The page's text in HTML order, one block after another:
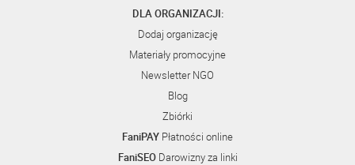
DLA ORGANIZACJI:
Dodaj organizację
Materiały promocyjne
Newsletter NGO
Blog
Zbiórki
FaniPAY Płatności online
FaniSEODarowizny za linki